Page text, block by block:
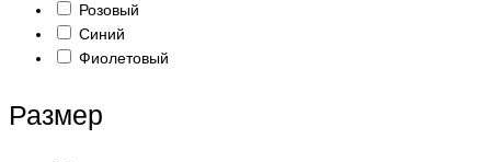
Розовый
Синий
Фиолетовый
Размер